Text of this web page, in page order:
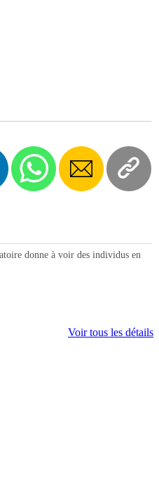
donne à voir des individus en
Voir tous les détails